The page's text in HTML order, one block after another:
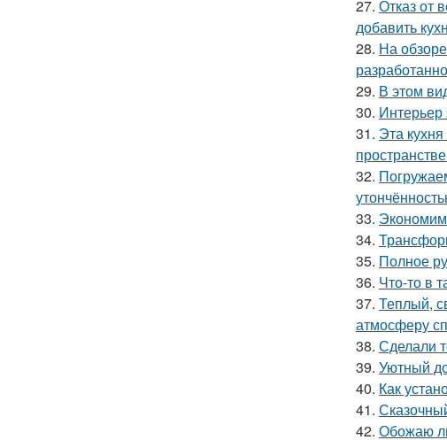
27. Отказ от
добавить
28. На
29. В этом
30. Интерьер
31. Эта
32.
33. Экономим
34.
35. Полное
36. Что-то в
37. Теплый,
атмосферу
38. Сделали
39. Уютный
40. Как
41.
42. Обожаю